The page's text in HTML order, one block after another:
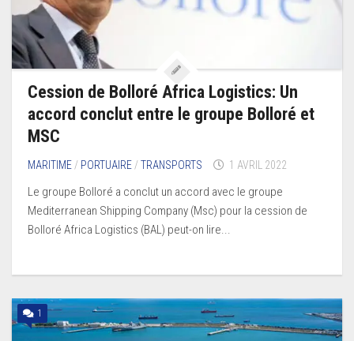
Cession de Bolloré Africa Logistics: Un
accord conclut entre le groupe Bolloré et
MSC
MARITIME / PORTUAIRE /TRANSPORTS 1 AVRIL 2022
Le groupe Bolloré a conclut un accord avec le groupe
Mediterranean Shipping Company (Msc) pour la cession de
Bolloré Africa Logistics (BAL) peut-on lire...
1